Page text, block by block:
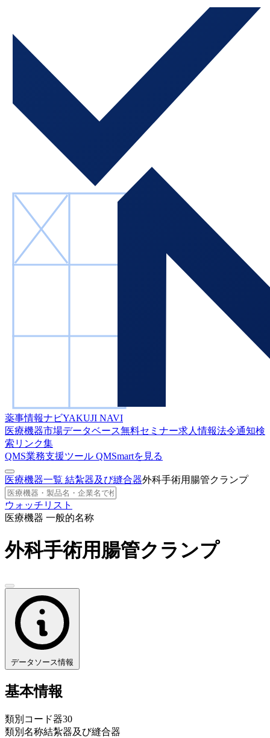
薬事情報ナビYAKUJI NAVI
医療機器市場データベース無料セミナー求人情報法令通知検
索 リンク集
QMS業務支援ツール QMSmartを見る
医療機器一覧 結紮器及び縫合器外科手術用腸管クランプ
ウォッチリスト
医療機器 一般的名称
外科手術用腸管クランプ
データソース情報
基本情報
類別コード器30
類別名称結紮器及び縫合器